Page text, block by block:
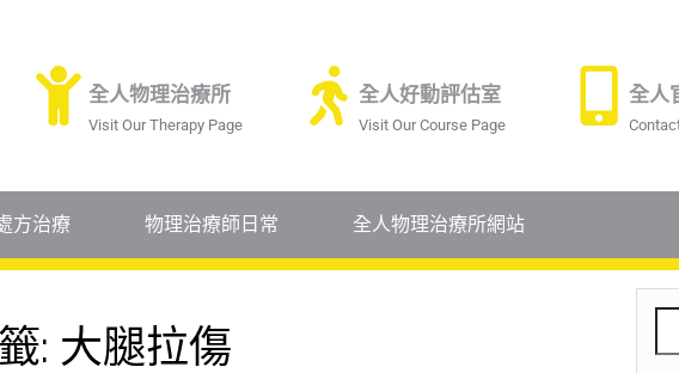
全人物理治療所
Visit Our Therapy Page
全人好動評估室
Visit Our Course Page
全人
方治療 物理治療師日常 全人物理治療所網站
: 大腿拉傷